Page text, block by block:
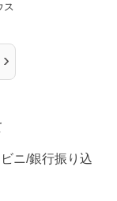
ス
›
ニ/銀行振り込